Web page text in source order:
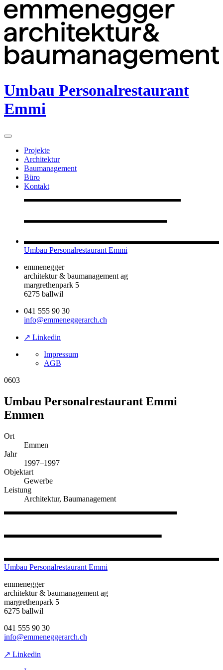
Umbau Personalrestaurant
Emmi
Projekte
Architektur
Baumanagement
Büro
Kontakt
Umbau Personalrestaurant Emmi
emmenegger
architektur & baumanagement ag
margrethenpark 5
6275 ballwil
041 555 90 30
info@emmeneggerarch.ch
↗ Linkedin
Impressum
AGB
0603
Umbau Personalrestaurant Emmi
Emmen
Ort
Emmen
Jahr
1997–1997
Objektart
Gewerbe
Leistung
Architektur, Baumanagement
Umbau Personalrestaurant Emmi
emmenegger
architektur & baumanagement ag
margrethenpark 5
6275 ballwil
041 555 90 30
info@emmeneggerarch.ch
↗ Linkedin